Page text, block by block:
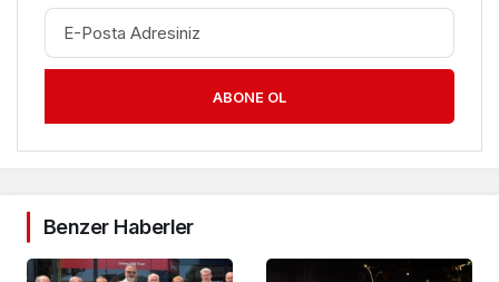
ABONE OL
Benzer Haberler